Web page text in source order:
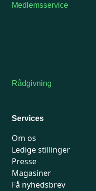
Medlemsservice
Rådgivning
Services
Om os
Ledige stillinger
Presse
Magasiner
Få nyhedsbrev